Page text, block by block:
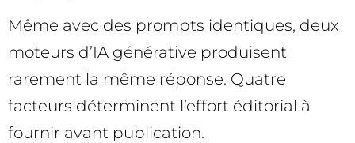
Même avec des prompts identiques, deux
moteurs d’IA générative produisent
rarement la même réponse. Quatre
facteurs déterminent l’effort éditorial à
fournir avant publication.